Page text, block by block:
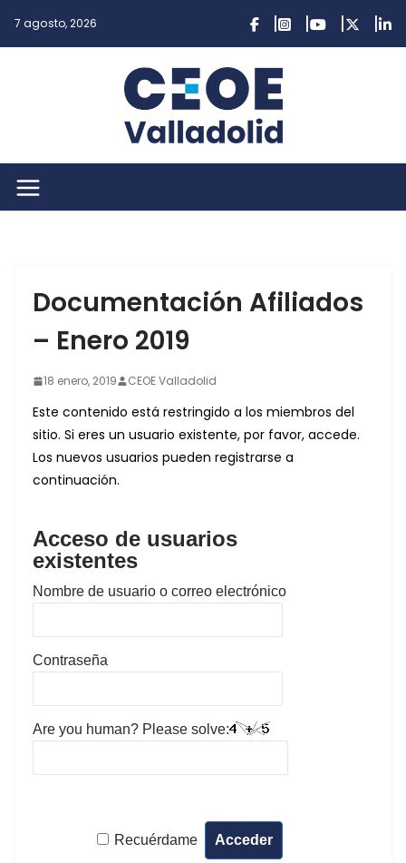
7 agosto, 2026
Documentación Afiliados
– Enero 2019
18 enero, 2019 CEOE Valladolid
Este contenido está restringido a los miembros del
sitio. Si eres un usuario existente, por favor, accede.
Los nuevos usuarios pueden registrarse a
continuación.
Acceso de usuarios
existentes
Nombre de usuario o correo electrónico
Contraseña
Are you human? Please solve:
Recuérdame